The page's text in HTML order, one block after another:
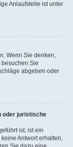
Anlaufstelle ist unter
Wenn Sie denken,
Sie
abgeben oder
oder juristische
ist, ist ein
Antwort erhalten,